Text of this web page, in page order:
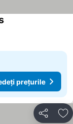
prețurile
Distribuiți